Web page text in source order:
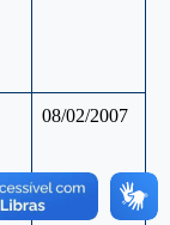
08/02/2007